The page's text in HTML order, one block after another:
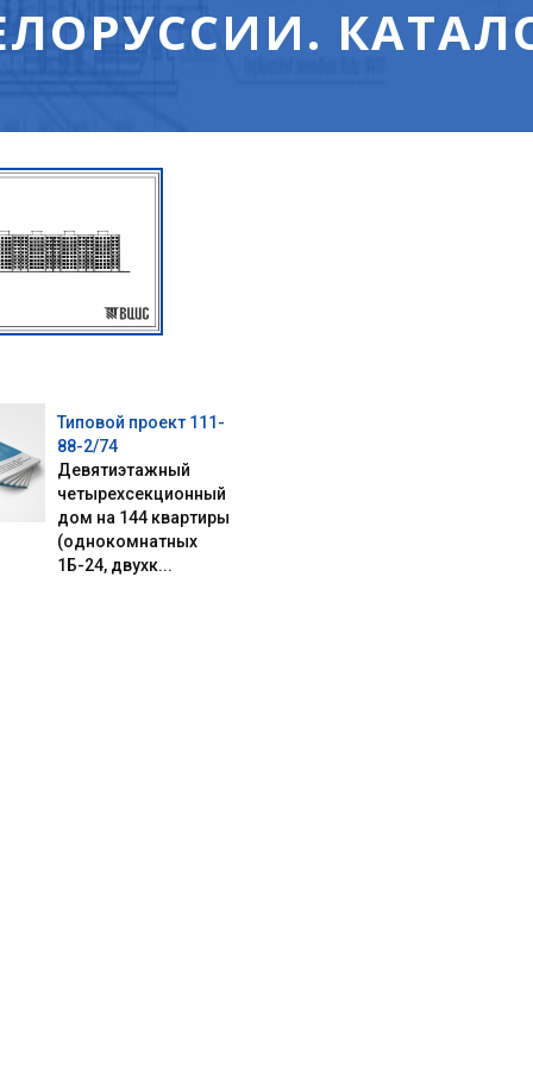
Типовой проект 111-
88-2/74
Девятиэтажный
четырехсекционный
дом на 144 квартиры
(однокомнатных
1Б-24, двухк...